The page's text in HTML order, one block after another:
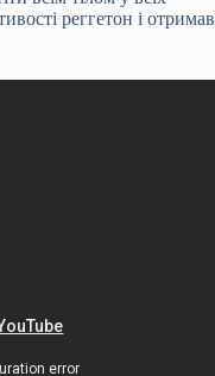
реггетон і отримав